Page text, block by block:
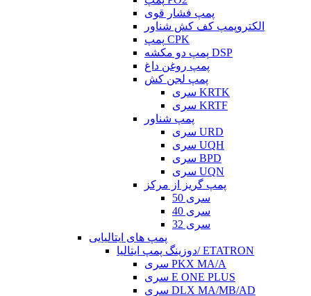
پمپ فشار قوی
الکتروپمپ کف کش شناور
پمپ CPK
پمپ دو مکشه DSP
پمپ روغن داغ
پمپ لجن کش
سری KRTK
سری KRTF
پمپ شناور
سری URD
سری UQH
سری BPD
سری UQN
پمپ گریز از مرکز
سری 50
سری 40
سری 32
پمپ های ایتالیایی
دوزینگ پمپ ایتالیا/ ETATRON
سری PKX MA/A
سری E ONE PLUS
سری DLX MA/MB/AD